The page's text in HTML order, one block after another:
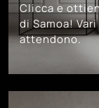
Clicca e
di Samoa!
attendono.